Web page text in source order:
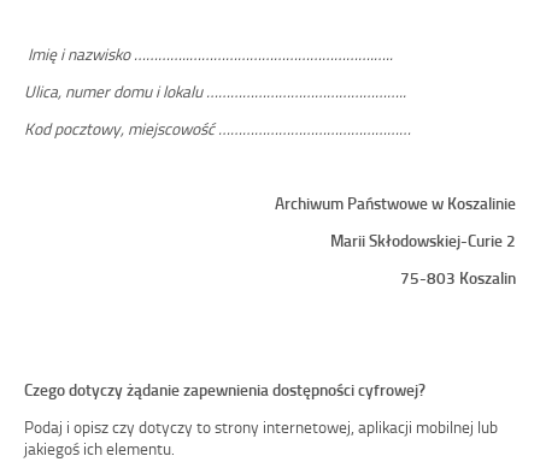
Imię i nazwisko …………..……………………………………….…..
Ulica, numer domu i lokalu …………………………………………..
Kod pocztowy, miejscowość …………………………………………
Archiwum Państwowe w Koszalinie
Marii Skłodowskiej-Curie 2
75-803 Koszalin
Czego dotyczy żądanie zapewnienia dostępności cyfrowej?
Podaj i opisz czy dotyczy to strony internetowej, aplikacji mobilnej lub
jakiegoś ich elementu.